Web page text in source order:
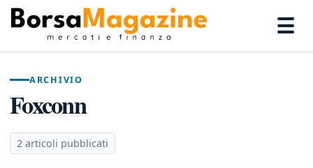
☰
ARCHIVIO
Foxconn
2 articoli pubblicati